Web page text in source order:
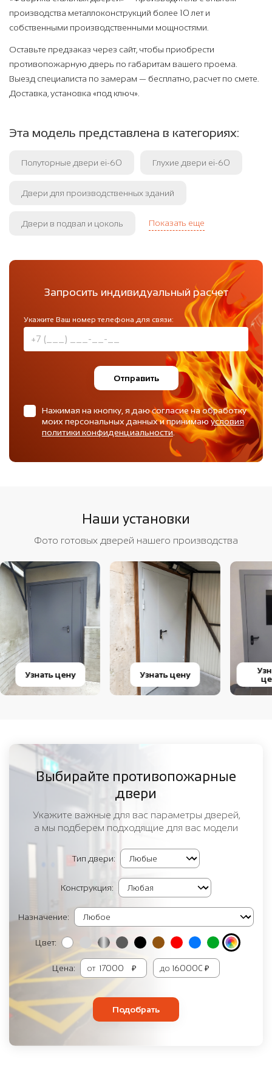
производства металлоконструкций более 10 лет и
собственными производственными мощностями.
Оставьте предзаказ через сайт, чтобы приобрести
противопожарную дверь по габаритам вашего проема.
Выезд специалиста по замерам — бесплатно, расчет по смете.
Доставка, установка «под ключ».
Эта модель представлена в категориях:
Полуторные двери ei-60 Глухие двери ei-60
Двери для производственных зданий
Двери в подвал и цоколь Показать еще
Запросить индивидуальный расчет
Укажите Ваш номер телефона для связи:
Отправить
Нажимая на кнопку, я даю согласие на обработку
моих персональных данных и принимаюусловия
политики конфиденциальности.
Наши установки
Фото готовых дверей нашего производства
Узнать цену Узнать цену
Выбирайте противопожарные
двери
Укажите важные для вас параметры дверей,
а мы подберем подходящие для вас модели
Тип двери:
Конструкция:
Назначение:
Цвет:
Цена: от ₽ до ₽
Подобрать